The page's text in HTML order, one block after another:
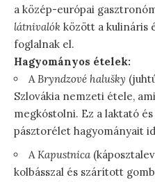
a közép-európai
látnivalók között a kulináris
foglalnak el.
Hagyományos ételek:
ABryndzové halušky
Szlovákia nemzeti étele,
megkóstolni. Ez a laktató
pásztorélet hagyományait
AKapustnica
kolbásszal és szárított